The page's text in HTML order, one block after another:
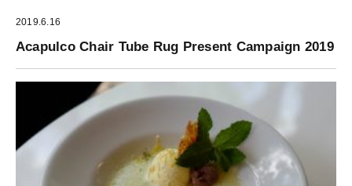
2019.6.16
Acapulco Chair Tube Rug Present Campaign 2019